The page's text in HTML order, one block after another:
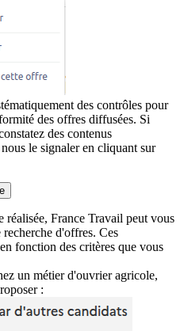
des contrôles pour
des offres diffusées. Si
des contenus
le signaler en cliquant sur
réalisée, France Travail peut vous
d'offres. Ces
fonction des critères que vous
un métier d'ouvrier agricole,
: